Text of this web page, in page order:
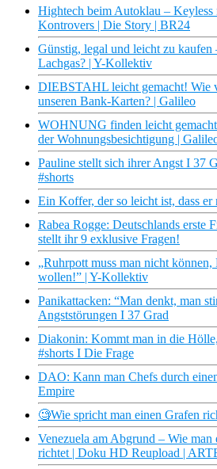
Hightech beim Autoklau – Keyless
Kontrovers | Die Story | BR24
Günstig, legal und leicht zu kaufen
Lachgas? | Y-Kollektiv
DIEBSTAHL leicht gemacht! Wie
unseren Bank-Karten? | Galileo
WOHNUNG finden leicht
der Wohnungsbesichtigung |
Pauline stellt sich ihrer Angst I 37
#shorts
Ein Koffer, der so leicht ist, dass
Rabea Rogge: Deutschlands erste
stellt ihr 9 exklusive Fragen!
„Ruhrpott muss man nicht können,
wollen!” | Y-Kollektiv
Panikattacken: “Man denkt, man
Angststörungen I 37 Grad
Diakonin: Kommt man in die
#shorts I Die Frage
DAO: Kann man Chefs durch
Empire
🧐Wie spricht man einen Grafen
Venezuela am Abgrund – Wie man
richtet | Doku HD Reupload |